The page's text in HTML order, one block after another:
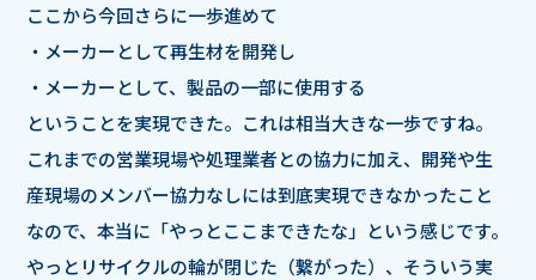
ここから今回さらに一歩進めて
・メーカーとして再生材を開発し
・メーカーとして、製品の一部に使用する
ということを実現できた。これは相当大きな一歩ですね。
これまでの営業現場や処理業者との協力に加え、開発や生
産現場のメンバー協力なしには到底実現できなかったこと
なので、本当に「やっとここまできたな」という感じです。
やっとリサイクルの輪が閉じた（繋がった）、そういう実